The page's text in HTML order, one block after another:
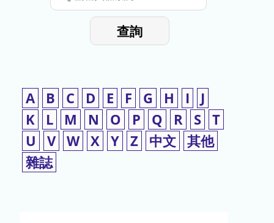
輸
查詢
A B C D E F G H I
J
K
L M N O P Q R S T
U
V W X Y Z 中文 其他
雜誌